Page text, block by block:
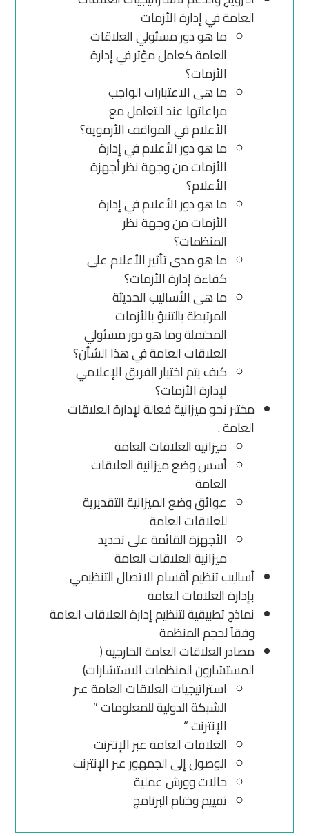
العامة في إدارة الأزمات
ما هو دور مسئولي العلاقات
العامة كعامل مؤثر في إدارة
الأزمات؟
ما هى الاعتبارات الواجب
مراعاتها عند التعامل مع
الأعلام في المواقف الأزموية؟
ما هو دور الأعلام في إدارة
الأزمات من وجهة نظر أجهزة
الأعلام؟
ما هو دور الأعلام في إدارة
الأزمات من وجهة نظر
المنظمات؟
ما هو مدى تأثير الأعلام على
كفاءة إدارة الأزمات؟
ما هى الأساليب الحديثة
المرتبطة بالتنبؤ بالأزمات
المحتملة وما هو دور مسئولي
العلاقات العامة في هذا الشأن؟
كيف يتم اختيار الفريق الإعلامي
لإدارة الأزمات؟
مختبر نحو ميزانية فعالة لإدارة العلاقات
العامة .
ميزانية العلاقات العامة
أسس وضع ميزانية العلاقات
العامة
عوائق وضع الميزانية التقديرية
للعلاقات العامة
الأجهزة القائمة على تحديد
ميزانية العلاقات العامة
أساليب تنظيم أقسام الاتصال التنظيمي
بإدارة العلاقات العامة
نماذج تطبيقية لتنظيم إدارة العلاقات العامة
وفقاَ لحجم المنظمة
مصادر العلاقات العامة الخارجية (
المستشارون المنظمات الاستشارات)
استراتيجيات العلاقات العامة عبر
الشبكة الدولية للمعلومات ”
الإنترنت “
العلاقات العامة عبر الإنترنت
الوصول إلى الجمهور عبر الإنترنت
حالات وورش عملية
تقييم وختام البرنامج